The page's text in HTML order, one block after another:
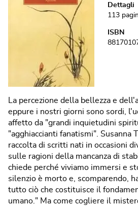
La percezione della bellezza e
eppure i nostri giorni sono sordi,
affetto da "grandi inquietudini
"agghiaccianti fanatismi". Susanna
raccolta di scritti nati in occasioni
sulle ragioni della mancanza di
chiede perché viviamo immersi e
silenzio è morto e, scomparendo,
tutto ciò che costituisce il
umano." Ma come cogliere il
Dettagli
113
ISBN